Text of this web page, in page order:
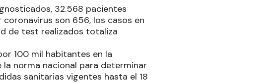
32.568 pacientes
son 656, los casos en
de test realizados totaliza
100 mil habitantes en la
norma nacional para determinar
sanitarias vigentes hasta el 18